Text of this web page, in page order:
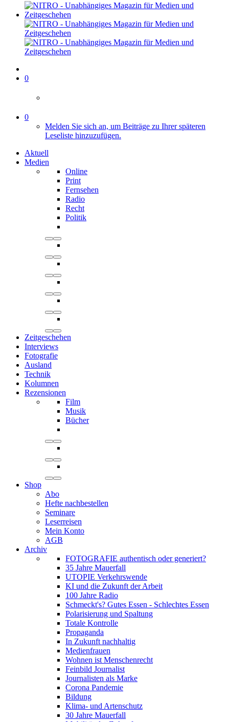
0
0
Melden Sie sich an, um Beiträge zu Ihrer späteren
Leseliste hinzuzufügen.
Aktuell
Medien
Online
Print
Fernsehen
Radio
Recht
Politik
Zeitgeschehen
Interviews
Fotografie
Ausland
Technik
Kolumnen
Rezensionen
Film
Musik
Bücher
Shop
Abo
Hefte nachbestellen
Seminare
Leserreisen
Mein Konto
AGB
Archiv
FOTOGRAFIE authentisch oder generiert?
35 Jahre Mauerfall
UTOPIE Verkehrswende
KI und die Zukunft der Arbeit
100 Jahre Radio
Schmeckt's? Gutes Essen - Schlechtes Essen
Polarisierung und Spaltung
Totale Kontrolle
Propaganda
In Zukunft nachhaltig
Medienfrauen
Wohnen ist Menschenrecht
Feinbild Journalist
Journalisten als Marke
Corona Pandemie
Bildung
Klima- und Artenschutz
30 Jahre Mauerfall